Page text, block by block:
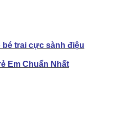
trai cực sành điệu
Em Chuẩn Nhất